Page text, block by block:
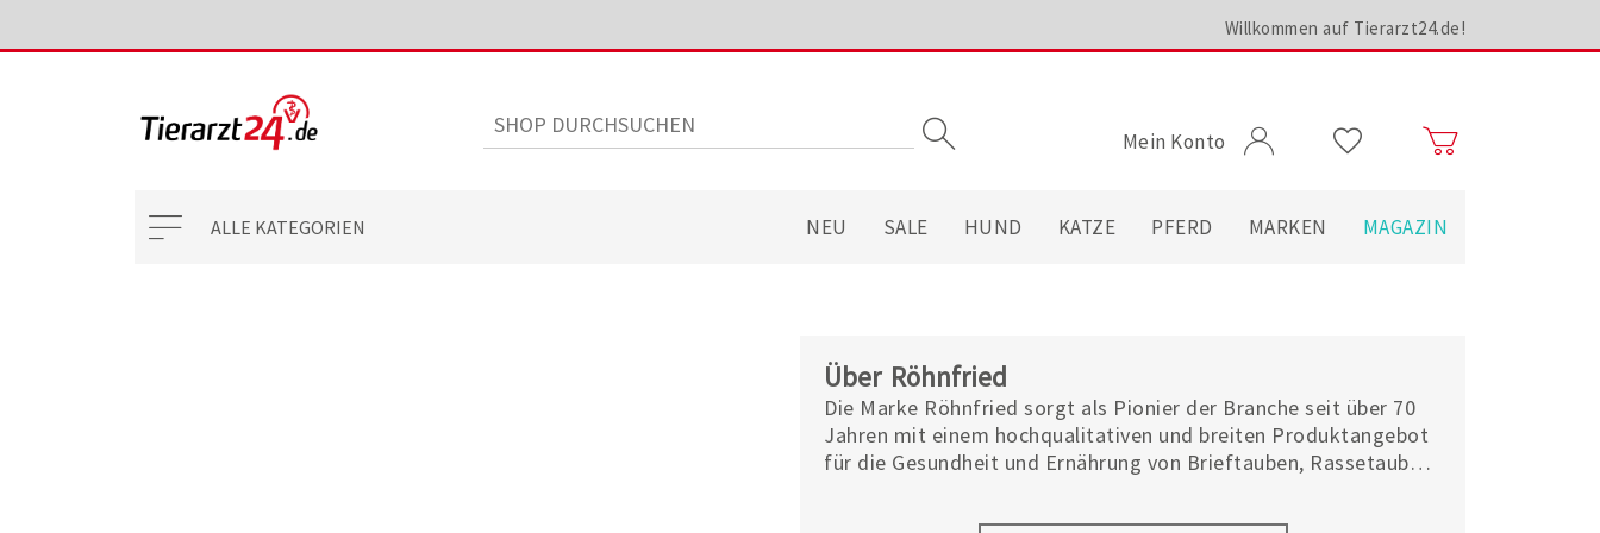
Willkommen auf Tierarzt24.de!
Mein Konto
ALLE KATEGORIEN NEU SALE HUND KATZE PFERD MARKEN MAGAZIN
Über Röhnfried
Die Marke Röhnfried sorgt als Pionier der Branche seit über 70
Jahren mit einem hochqualitativen und breiten Produktangebot
für die Gesundheit und Ernährung von Brieftauben, Rassetauben,